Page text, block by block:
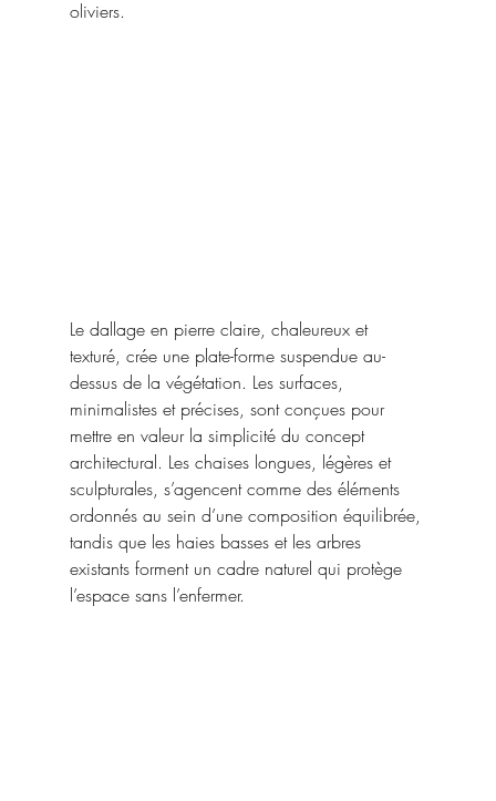
oliviers.
Le dallage en pierre claire, chaleureux et
texturé, crée une plate-forme suspendue au-
dessus de la végétation. Les surfaces,
minimalistes et précises, sont conçues pour
mettre en valeur la simplicité du concept
architectural. Les chaises longues, légères et
sculpturales, s’agencent comme des éléments
ordonnés au sein d’une composition équilibrée,
tandis que les haies basses et les arbres
existants forment un cadre naturel qui protège
l’espace sans l’enfermer.